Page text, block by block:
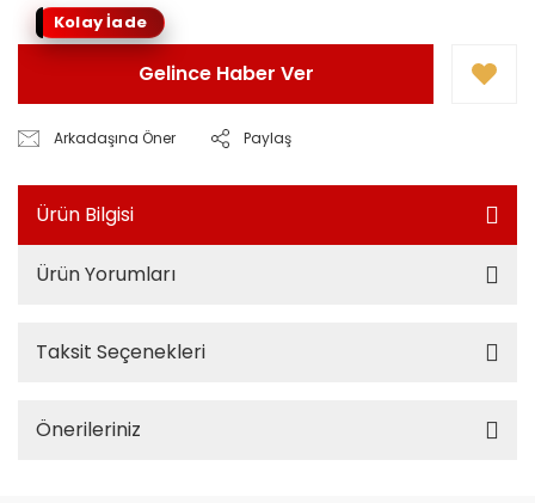
Kolay İade
Gelince Haber Ver
Arkadaşına Öner Paylaş
Ürün Bilgisi
Ürün Yorumları
Taksit Seçenekleri
Önerileriniz